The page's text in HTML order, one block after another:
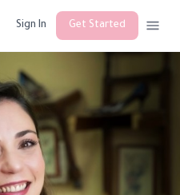
Sign In Get Started